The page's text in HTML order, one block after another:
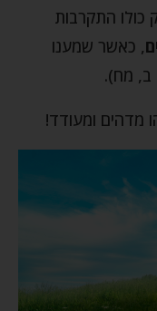
התקרבות
, כאשר שמענו
ב, מח).
מדהים ומעודד!